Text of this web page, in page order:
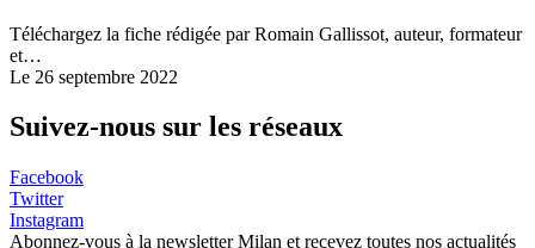
Téléchargez la fiche rédigée par Romain Gallissot, auteur, formateur
et…
Le 26 septembre 2022
Suivez-nous sur les réseaux
Facebook
Twitter
Instagram
Abonnez-vous à la newsletter Milan et recevez toutes nos actualités